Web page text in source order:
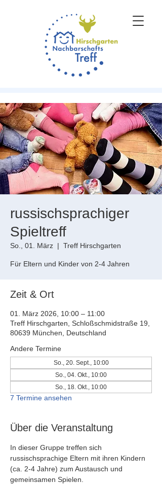
russischsprachiger
Spieltreff
So., 01. März
  |
Treff Hirschgarten
Für Eltern und Kinder von 2-4 Jahren
Zeit & Ort
01. März 2026, 10:00 – 11:00
Treff Hirschgarten, Schloßschmidstraße 19,
80639 München, Deutschland
Andere Termine
So., 20. Sept., 10:00
So., 04. Okt., 10:00
So., 18. Okt., 10:00
7 Termine ansehen
Über die Veranstaltung
In dieser Gruppe treffen sich
russischsprachige Eltern mit ihren Kindern
(ca. 2-4 Jahre) zum Austausch und
gemeinsamen Spielen.